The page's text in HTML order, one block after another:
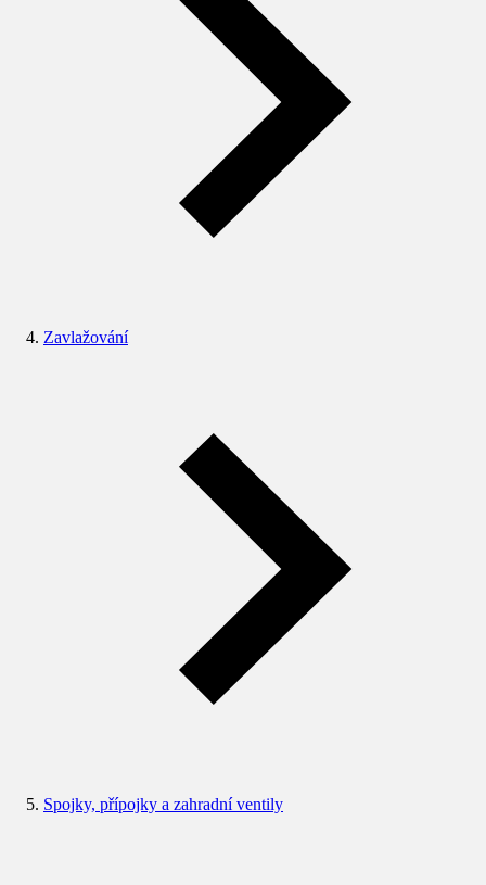
Zavlažování
Spojky, přípojky a zahradní ventily